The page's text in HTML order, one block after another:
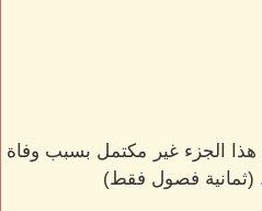
هذا الجزء غير مكتمل بسبب وفاة
(ثمانية فصول فقط)